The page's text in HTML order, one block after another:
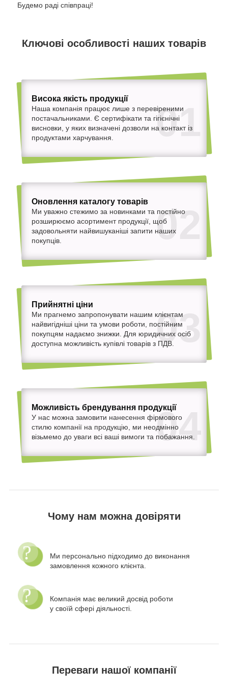
Будемо раді співпраці!
Ключові особливості наших товарів
01
Висока якість продукції
Наша компанія працює лише з перевіреними
постачальниками. Є сертифікати та гігієнічні
висновки, у яких визначені дозволи на контакт із
продуктами харчування.
02
Оновлення каталогу товарів
Ми уважно стежимо за новинками та постійно
розширюємо асортимент продукції, щоб
задовольняти найвишуканіші запити наших
покупців.
03
Прийнятні ціни
Ми прагнемо запропонувати нашим клієнтам
найвигідніші ціни та умови роботи, постійним
покупцям надаємо знижки. Для юридичних осіб
доступна можливість купівлі товарів з ПДВ.
04
Можливість брендування продукції
У нас можна замовити нанесення фірмового
стилю компанії на продукцію, ми неодмінно
візьмемо до уваги всі ваші вимоги та побажання.
Чому нам можна довіряти
Ми персонально підходимо до виконання
замовлення кожного клієнта.
Компанія має великий досвід роботи
у своїй сфері діяльності.
Переваги нашої компанії